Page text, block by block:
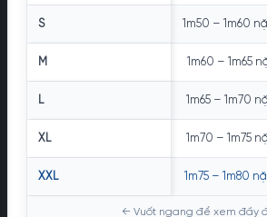
S 1m50 – 1m60
M 1m60 – 1m65
L 1m65 – 1m70
XL 1m70 – 1m75
XXL 1m75 – 1m80